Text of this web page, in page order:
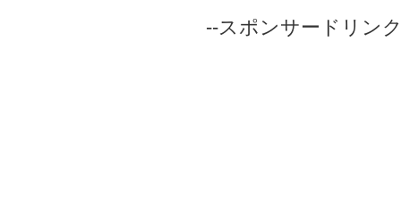
--スポンサードリン